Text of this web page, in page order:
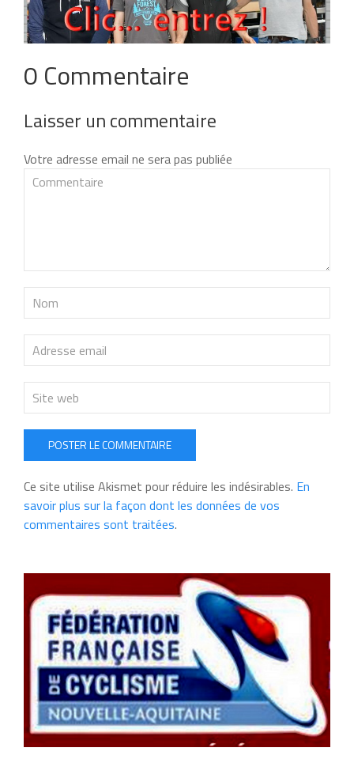
0 Commentaire
Laisser un commentaire
Votre adresse email ne sera pas publiée
POSTER LE COMMENTAIRE
Ce site utilise Akismet pour réduire les indésirables. En
savoir plus sur la façon dont les données de vos
commentaires sont traitées.